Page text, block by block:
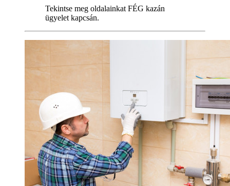
Tekintse meg oldalainkat FÉG kazán
ügyelet kapcsán.